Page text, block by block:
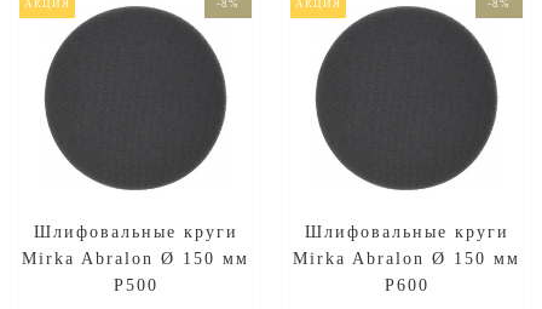
АКЦИЯ -8%
Шлифовальные круги
Mirka Abralon Ø 150 мм
P500
АКЦИЯ -8%
Шлифовальные круги
Mirka Abralon Ø 150 мм
P600